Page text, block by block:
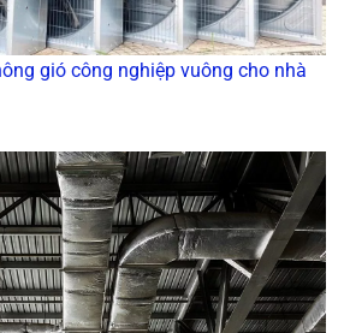
gió công nghiệp vuông cho nhà